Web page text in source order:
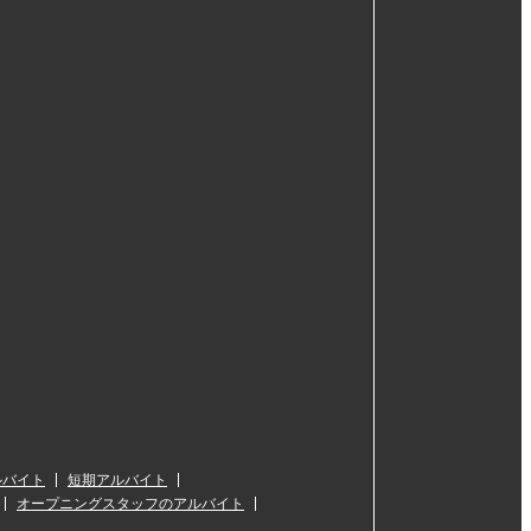
イト
短期アルバイト
オープニングスタッフのアルバイト